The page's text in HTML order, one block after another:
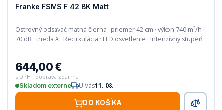
Franke FSMS F 42 BK Matt
Ostrovný odsávač matná čierna · priemer 42 cm · výkon 740 m³/h ·
70 dB · trieda A · Recirkulácia · LED osvetlenie · Intenzívny stupeň
644,00 €
s DPH · doprava zdarma
Skladom externe
U Vás11. 08.
DO KOŠÍKA